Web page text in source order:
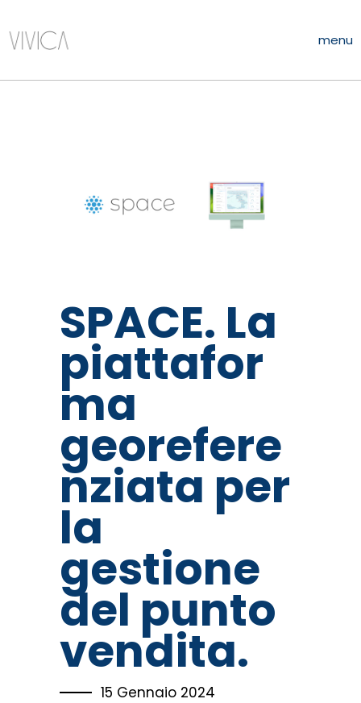
menu
SPACE. La
piattafor
ma
georefere
nziata per
la
gestione
del punto
vendita.
15 Gennaio 2024